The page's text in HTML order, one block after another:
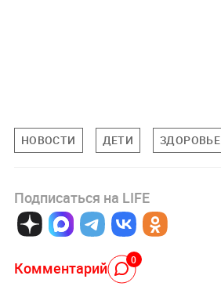
НОВОСТИ ДЕТИ ЗДОРОВЬЕ
Подписаться на LIFE
Комментарий 0